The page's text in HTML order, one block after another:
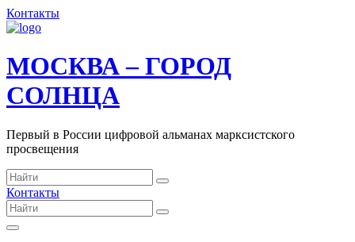
Контакты
МОСКВА – ГОРОД
СОЛНЦА
Первый в России цифровой альманах марксистского
просвещения
Контакты